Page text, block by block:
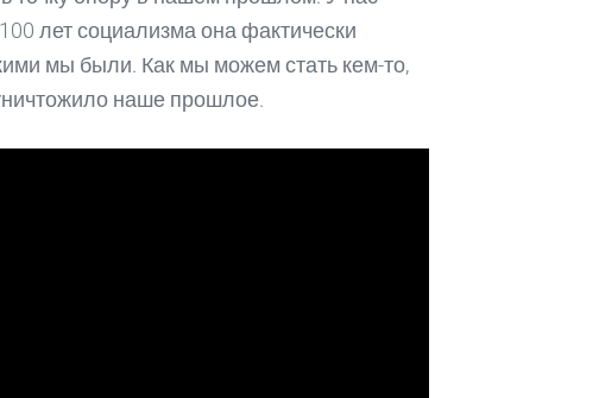
лет социализма она фактически
мы были. Как мы можем стать кем-то,
наше прошлое.